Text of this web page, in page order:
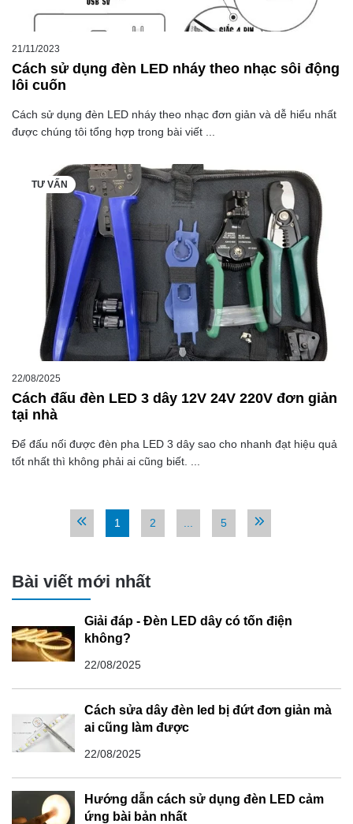
21/11/2023
Cách sử dụng đèn LED nháy theo nhạc sôi động
lôi cuốn
Cách sử dụng đèn LED nháy theo nhạc đơn giản và dễ hiểu nhất
được chúng tôi tổng hợp trong bài viết ...
TƯ VẤN
22/08/2025
Cách đấu đèn LED 3 dây 12V 24V 220V đơn giản
tại nhà
Để đấu nối được đèn pha LED 3 dây sao cho nhanh đạt hiệu quả
tốt nhất thì không phải ai cũng biết. ...
1 2 5
Bài viết mới nhất
Giải đáp - Đèn LED dây có tốn điện
không?
22/08/2025
Cách sửa dây đèn led bị đứt đơn giản mà
ai cũng làm được
22/08/2025
Hướng dẫn cách sử dụng đèn LED cảm
ứng bài bản nhất